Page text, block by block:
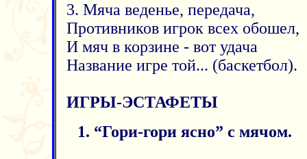
3. Мяча веденье, передача,
Противников игрок всех обошел,
И мяч в корзине - вот удача
Название игре той... (баскетбол).
ИГРЫ-ЭСТАФЕТЫ
“Гори-гори ясно” с мячом.